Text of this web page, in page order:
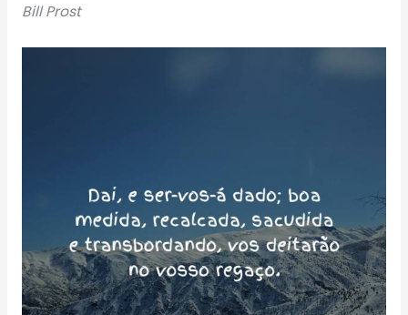
Bill Prost